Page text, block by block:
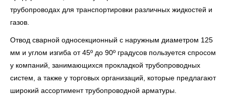
трубопроводах для транспортировки различных жидкостей и
газов.
Отвод сварной односекционный с наружным диаметром 125
мм и углом изгиба от 45º до 90º градусов пользуется спросом
у компаний, занимающихся прокладкой трубопроводных
систем, а также у торговых организаций, которые предлагают
широкий ассортимент трубопроводной арматуры.